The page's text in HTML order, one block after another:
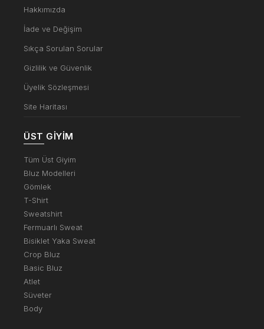
Hakkımızda
İade ve Değişim
Sıkça Sorulan Sorular
Gizlilik ve Güvenlik
Üyelik Sözleşmesi
Site Haritası
ÜST GIYIM
Tüm Üst Giyim
Bluz Modelleri
Gömlek
T-Shirt
Sweatshirt
Fermuarlı Sweat
Bisiklet Yaka Sweat
Crop Bluz
Basic Bluz
Atlet
Süveter
Body